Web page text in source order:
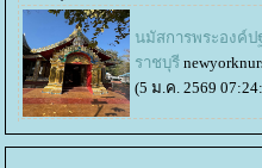
นมัสการพระองค์
ราชบุรี
(5 ม.ค. 2569